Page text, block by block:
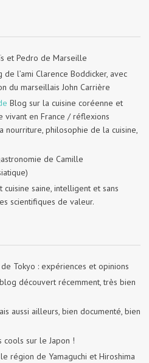
et Pedro de Marseille
l’ami Clarence Boddicker, avec
du marseillais John Carrière
Blog sur la cuisine coréenne et
vivant en France / réflexions
nourriture, philosophie de la cuisine,
de Camille
cuisine saine, intelligent et sans
scientifiques de valeur.
Tokyo : expériences et opinions
découvert récemment, très bien
aussi ailleurs, bien documenté, bien
sur le Japon !
région de Yamaguchi et Hiroshima